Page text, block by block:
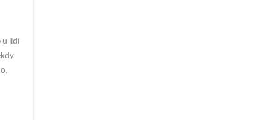
u lidí